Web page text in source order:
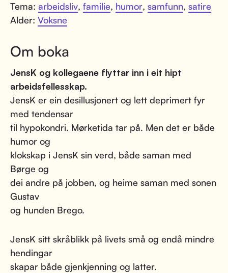
Tema: arbeidsliv, familie, humor, samfunn, satire
Alder: Voksne
Om boka
JensK og kollegaene flyttar inn i eit hipt
arbeidsfellesskap.
JensK er ein desillusjonert og lett deprimert fyr
med tendensar
til hypokondri. Mørketida tar på. Men det er både
humor og
klokskap i JensK sin verd, både saman med
Børge og
dei andre på jobben, og heime saman med sonen
Gustav
og hunden Brego.
JensK sitt skråblikk på livets små og endå mindre
hendingar
skapar både gjenkjenning og latter.